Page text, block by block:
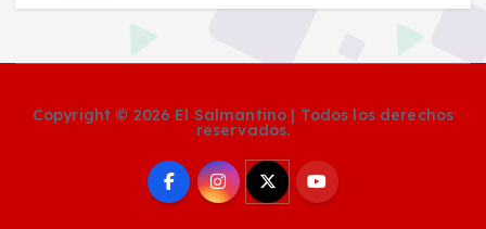
Copyright © 2026 El Salmantino | Todos los derechos
reservados.